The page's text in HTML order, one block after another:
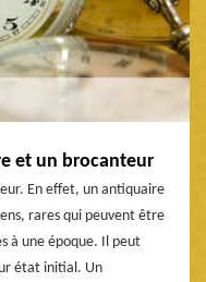
et un brocanteur
En effet, un antiquaire
rares qui peuvent être
à une époque. Il peut
état initial. Un